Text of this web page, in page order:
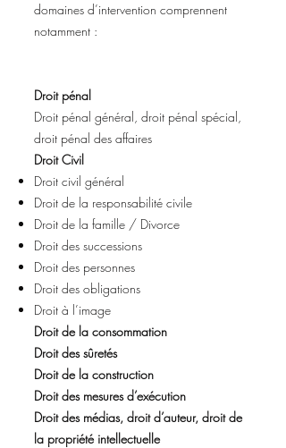
domaines d’intervention comprennent
notamment :
Droit pénal
Droit pénal général, droit pénal spécial,
droit pénal des affaires
Droit Civil
Droit civil général
Droit de la responsabilité civile
Droit de la famille / Divorce
Droit des successions
Droit des personnes
Droit des obligations
Droit à l’image
Droit de la consommation
Droit des sûretés
Droit de la construction
Droit des mesures d’exécution
Droit des médias, droit d’auteur, droit de
la propriété intellectuelle